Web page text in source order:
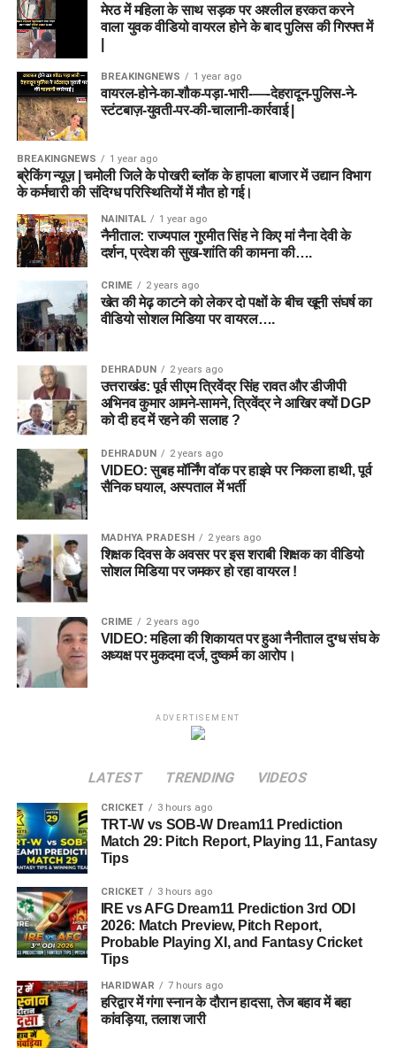
मेरठ में महिला के साथ सड़क पर अश्लील हरकत करने
वाला युवक वीडियो वायरल होने के बाद पुलिस की गिरफ्त में
BREAKINGNEWS 1 year ago
वायरल-होने-का-शौक-पड़ा-भारी-—-देहरादून-पुलिस-ने-
स्टंटबाज़-युवती-पर-की-चालानी-कार्रवाई |
BREAKINGNEWS 1 year ago
ब्रेकिंग न्यूज़ | चमोली जिले के पोखरी ब्लॉक के हापला बाजार में उद्यान विभाग
के कर्मचारी की संदिग्ध परिस्थितियों में मौत हो गई।
NAINITAL 1 year ago
नैनीताल: राज्यपाल गुरमीत सिंह ने किए मां नैना देवी के
दर्शन, प्रदेश की सुख-शांति की कामना की….
CRIME 2 years ago
खेत की मेढ़ काटने को लेकर दो पक्षों के बीच खूनी संघर्ष का
वीडियो सोशल मिडिया पर वायरल….
DEHRADUN 2 years ago
उत्तराखंड: पूर्व सीएम त्रिवेंद्र सिंह रावत और डीजीपी
अभिनव कुमार आमने-सामने, त्रिवेंद्र ने आखिर क्यों DGP
को दी हद में रहने की सलाह ?
DEHRADUN 2 years ago
VIDEO: सुबह मॉर्निंग वॉक पर हाइवे पर निकला हाथी, पूर्व
सैनिक घयाल, अस्पताल में भर्ती
MADHYA PRADESH 2 years ago
शिक्षक दिवस के अवसर पर इस शराबी शिक्षक का वीडियो
सोशल मिडिया पर जमकर हो रहा वायरल !
CRIME 2 years ago
VIDEO: महिला की शिकायत पर हुआ नैनीताल दुग्ध संघ के
अध्यक्ष पर मुकदमा दर्ज, दुष्कर्म का आरोप।
ADVERTISEMENT
LATEST TRENDING VIDEOS
CRICKET 3 hours ago
TRT-W vs SOB-W Dream11 Prediction
Match 29: Pitch Report, Playing 11, Fantasy
Tips
CRICKET 3 hours ago
IRE vs AFG Dream11 Prediction 3rd ODI
2026: Match Preview, Pitch Report,
Probable Playing XI, and Fantasy Cricket
Tips
HARIDWAR 7 hours ago
हरिद्वार में गंगा स्नान के दौरान हादसा, तेज बहाव में बहा
कांवड़िया, तलाश जारी